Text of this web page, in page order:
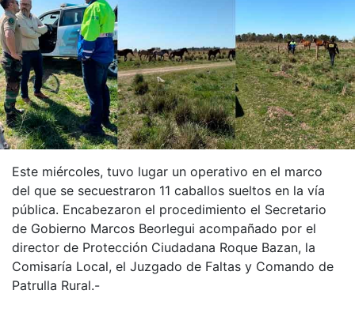
Este miércoles, tuvo lugar un operativo en el marco
del que se secuestraron 11 caballos sueltos en la vía
pública. Encabezaron el procedimiento el Secretario
de Gobierno Marcos Beorlegui acompañado por el
director de Protección Ciudadana Roque Bazan, la
Comisaría Local, el Juzgado de Faltas y Comando de
Patrulla Rural.-